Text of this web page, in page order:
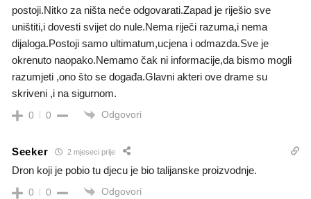
postoji.Nitko za ništa neće odgovarati.Zapad je riješio sve
uništiti,i dovesti svijet do nule.Nema riječi razuma,i nema
dijaloga.Postoji samo ultimatum,ucjena i odmazda.Sve je
okrenuto naopako.Nemamo čak ni informacije,da bismo mogli
razumjeti ,ono što se događa.Glavni akteri ove drame su
skriveni ,i na sigurnom.
0 0 Odgovori
Seeker 2 mjeseci prije
Dron koji je pobio tu djecu je bio talijanske proizvodnje.
0 0 Odgovori